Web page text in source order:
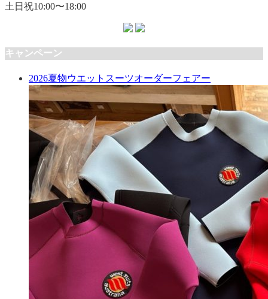
土日祝10:00〜18:00
キャンペーン
2026夏物ウエットスーツオーダーフェアー